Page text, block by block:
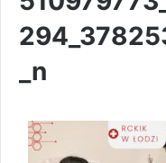
_n